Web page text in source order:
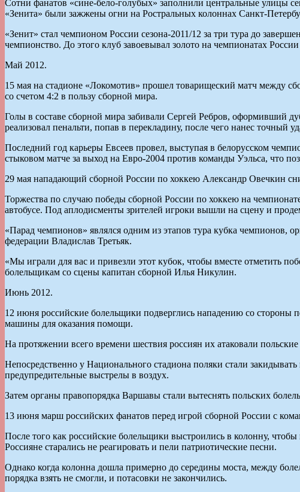
Сотни фанатов «сине-бело-голубых» заполнили центральные улицы
«Зенита» были зажжены огни на Ростральных колоннах Санкт-
«Зенит» стал чемпионом России сезона-2011/12 за три тура до
чемпионство. До этого клуб завоевывал золото на чемпионатах
Май 2012.
15 мая на стадионе «Локомотив» прошел товарищеский матч между
со счетом 4:2 в пользу сборной мира.
Голы в составе сборной мира забивали Сергей Ребров, оформивший
реализовал пенальти, попав в перекладину, после чего нанес
Последний год карьеры Евсеев провел, выступая в белорусском
стыковом матче за выход на Евро-2004 против команды Уэльса, что
29 мая нападающий сборной России по хоккею Александр Овечкин
Торжества по случаю победы сборной России по хоккею на
автобусе. Под аплодисменты зрителей игроки вышли на сцену и
«Парад чемпионов» являлся одним из этапов тура кубка чемпионов,
федерации Владислав Третьяк.
«Мы играли для вас и привезли этот кубок, чтобы вместе отметить
болельщикам со сцены капитан сборной Илья Никулин.
Июнь 2012.
12 июня российские болельщики подверглись нападению со стороны
машины для оказания помощи.
На протяжении всего времени шествия россиян их атаковали
Непосредственно у Национального стадиона поляки стали
предупредительные выстрелы в воздух.
Затем органы правопорядка Варшавы стали вытеснять польских
13 июня марш российских фанатов перед игрой сборной России с
После того как российские болельщики выстроились в колонну,
Россияне старались не реагировать и пели патриотические песни.
Однако когда колонна дошла примерно до середины моста, между
порядка взять не смогли, и потасовки не закончились.